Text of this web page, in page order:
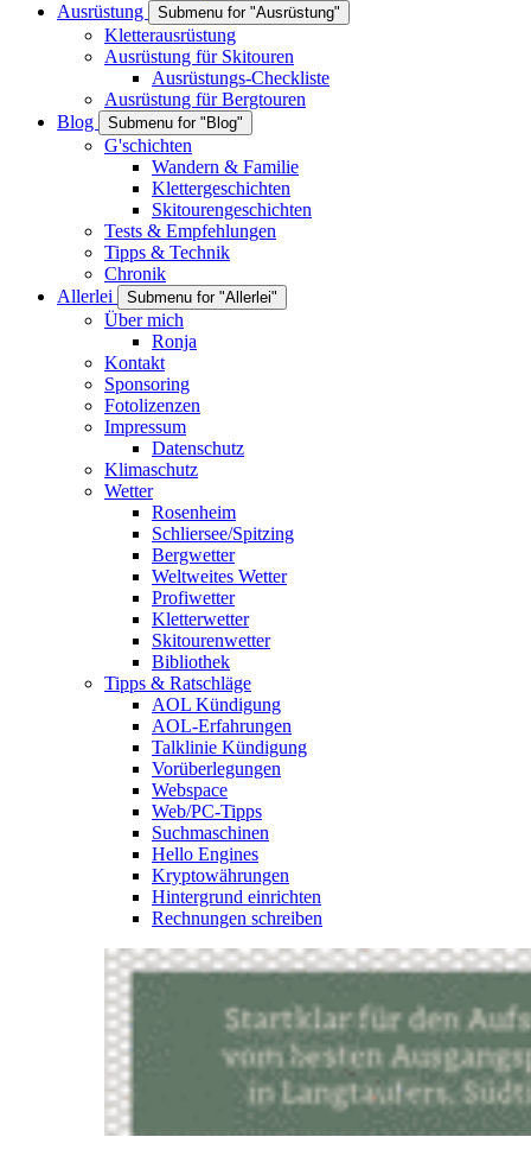
Ausrüstung
Submenu for "Ausrüstung"
Kletterausrüstung
Ausrüstung für Skitouren
Ausrüstungs-Checkliste
Ausrüstung für Bergtouren
Blog
Submenu for "Blog"
G'schichten
Wandern & Familie
Klettergeschichten
Skitourengeschichten
Tests & Empfehlungen
Tipps & Technik
Chronik
Allerlei
Submenu for "Allerlei"
Über mich
Ronja
Kontakt
Sponsoring
Fotolizenzen
Impressum
Datenschutz
Klimaschutz
Wetter
Rosenheim
Schliersee/Spitzing
Bergwetter
Weltweites Wetter
Profiwetter
Kletterwetter
Skitourenwetter
Bibliothek
Tipps & Ratschläge
AOL Kündigung
AOL-Erfahrungen
Talklinie Kündigung
Vorüberlegungen
Webspace
Web/PC-Tipps
Suchmaschinen
Hello Engines
Kryptowährungen
Hintergrund einrichten
Rechnungen schreiben